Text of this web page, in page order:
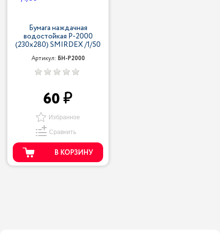
Бумага наждачная
водостойкая P-2000
(230х280) SMIRDEX /1/50
Артикул: БН-P2000
60
Избранное
Сравнить
В КОРЗИНУ